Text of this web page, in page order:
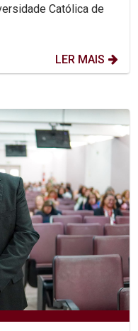
Católica de
LER MAIS